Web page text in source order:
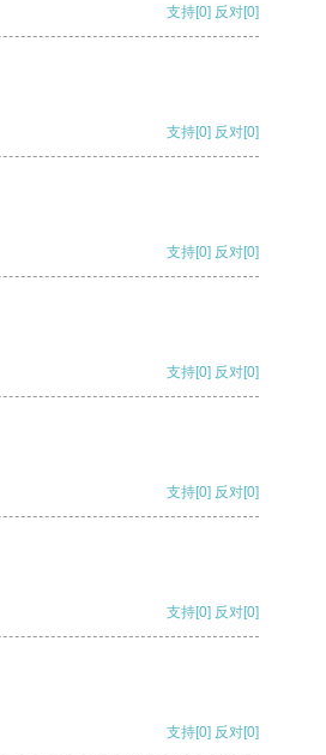
支持[0] 反对[0]
支持[0] 反对[0]
支持[0] 反对[0]
支持[0] 反对[0]
支持[0] 反对[0]
支持[0] 反对[0]
支持[0] 反对[0]